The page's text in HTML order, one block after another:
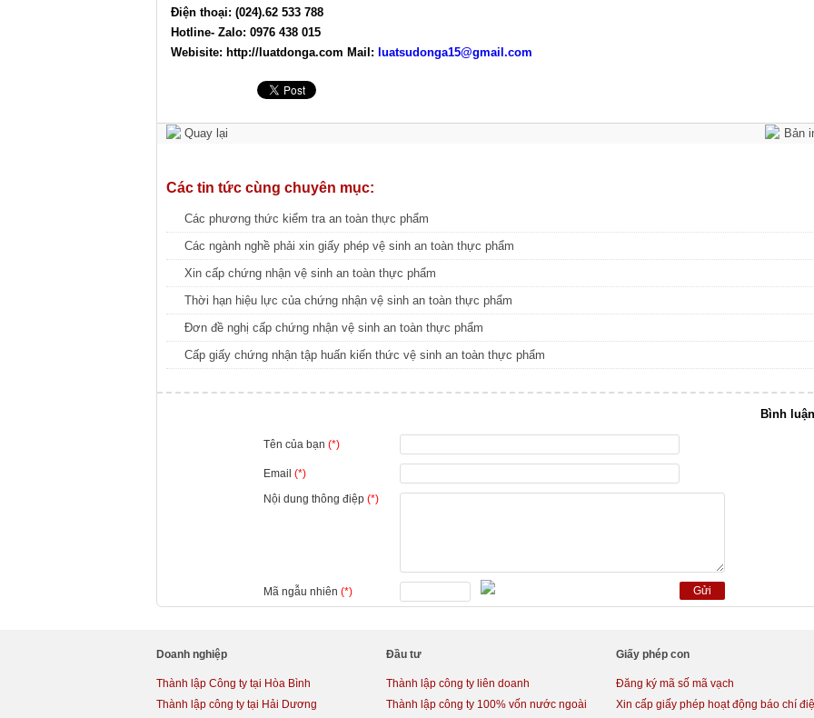
Điện thoại: (024).62 533 788
Hotline- Zalo: 0976 438 015
Webisite: http://luatdonga.com Mail: luatsudonga15@gmail.com
Quay lại Bản
Các tin tức cùng chuyên mục:
Các phương thức kiểm tra an toàn thực phẩm
Các ngành nghề phải xin giấy phép vệ sinh an toàn thực phẩm
Xin cấp chứng nhận vệ sinh an toàn thực phẩm
Thời hạn hiệu lực của chứng nhận vệ sinh an toàn thực phẩm
Đơn đề nghị cấp chứng nhận vệ sinh an toàn thực phẩm
Cấp giấy chứng nhận tập huấn kiến thức vệ sinh an toàn thực phẩm
Bình luận
Tên của bạn (*)
Email (*)
Nội dung thông điệp (*)
Mã ngẫu nhiên (*) Gửi
Doanh nghiệp
Thành lập Công ty tại Hòa Bình
Thành lập công ty tại Hải Dương
Đầu tư
Thành lập công ty liên doanh
Thành lập công ty 100% vốn nước ngoài
Giấy phép con
Đăng ký mã số mã vạch
Xin cấp giấy phép hoạt động báo chí